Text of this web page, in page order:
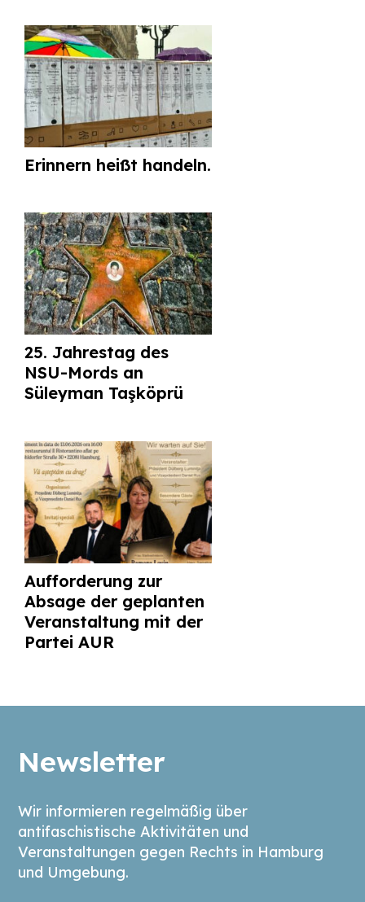
Erinnern heißt handeln.
25. Jahrestag des
NSU-Mords an
Süleyman Taşköprü
Aufforderung zur
Absage der geplanten
Veranstaltung mit der
Partei AUR
Newsletter
Wir informieren regelmäßig über
antifaschistische Aktivitäten und
Veranstaltungen gegen Rechts in Hamburg
und Umgebung.